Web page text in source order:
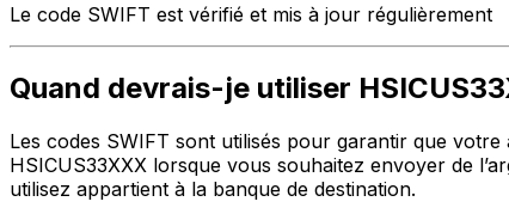
Le code SWIFT est vérifié et mis à jour régulièrement
Quand devrais-je utiliser
Les codes SWIFT sont utilisés pour garantir que
HSICUS33XXX lorsque vous souhaitez envoyer de
utilisez appartient à la banque de destination.